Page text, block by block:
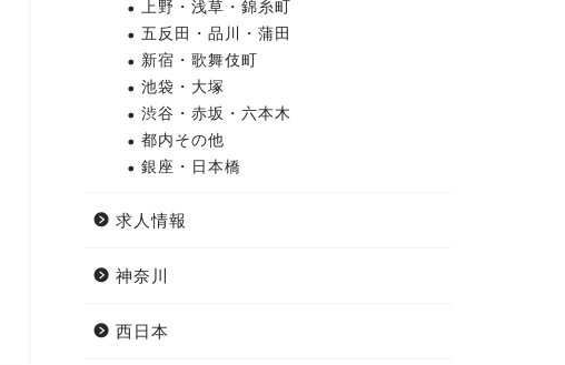
上野・浅草・錦糸町
五反田・品川・蒲田
新宿・歌舞伎町
池袋・大塚
渋谷・赤坂・六本木
都内その他
銀座・日本橋
求人情報
神奈川
西日本